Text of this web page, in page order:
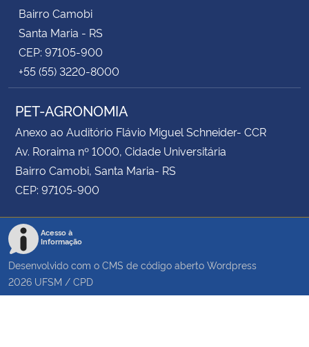
Bairro Camobi
Santa Maria - RS
CEP: 97105-900
+55 (55) 3220-8000
PET-AGRONOMIA
Anexo ao Auditório Flávio Miguel Schneider- CCR
Av. Roraima nº 1000, Cidade Universitária
Bairro Camobi, Santa Maria- RS
CEP: 97105-900
Acesso à
Informação
Desenvolvido com o CMS de código aberto Wordpress
2026 UFSM / CPD